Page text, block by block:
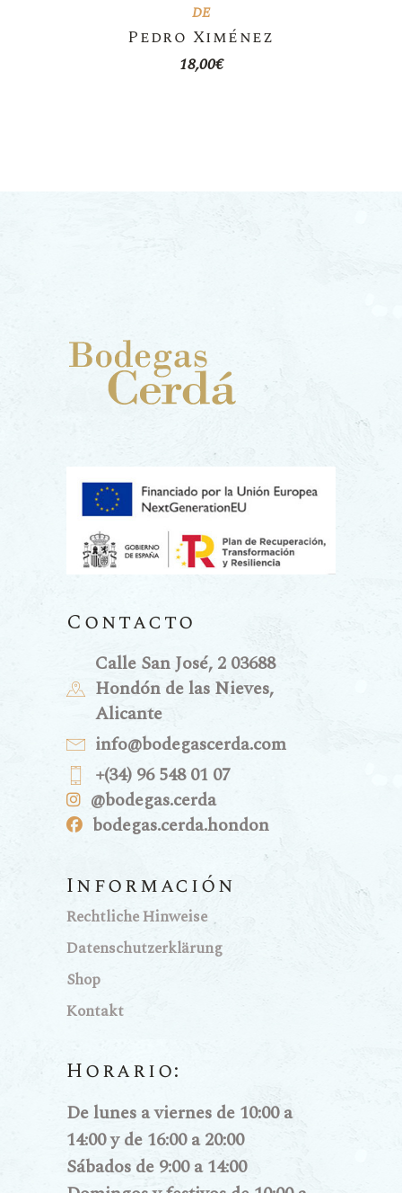
DE
Pedro Ximénez
18,00€
Contacto
Calle San José, 2 03688
Hondón de las Nieves,
Alicante
info@bodegascerda.com
+(34) 96 548 01 07
@bodegas.cerda
bodegas.cerda.hondon
Información
Rechtliche Hinweise
Datenschutzerklärung
Shop
Kontakt
Horario:
De lunes a viernes de 10:00 a
14:00 y de 16:00 a 20:00
Sábados de 9:00 a 14:00